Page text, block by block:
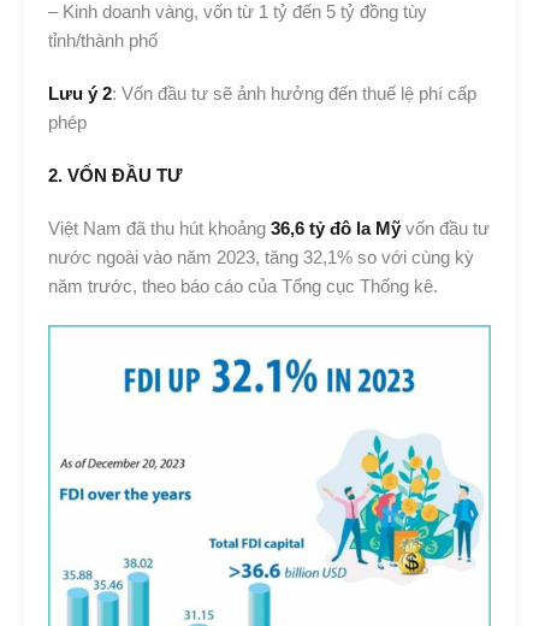
– Kinh doanh vàng, vốn từ 1 tỷ đến 5 tỷ đồng tùy
tỉnh/thành phố
Lưu ý 2: Vốn đầu tư sẽ ảnh hưởng đến thuế lệ phí cấp
phép
2. VỐN ĐẦU TƯ
Việt Nam đã thu hút khoảng 36,6 tỷ đô la Mỹ vốn đầu tư
nước ngoài vào năm 2023, tăng 32,1% so với cùng kỳ
năm trước, theo báo cáo của Tổng cục Thống kê.